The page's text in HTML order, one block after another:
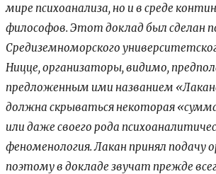
мире психоанализа, но и в среде
философов. Этот доклад был сделан
Средиземноморского
Ницце, организаторы, видимо,
предложенным ими названием
должна скрываться некоторая
или даже своего рода
феноменология. Лакан принял подачу
поэтому в докладе звучат прежде